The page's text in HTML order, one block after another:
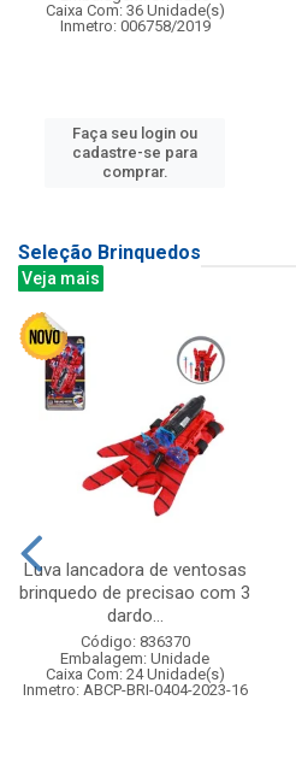
Caixa Com: 36 Unidade(s)
Inmetro: 006758/2019
Faça seu login ou
cadastre-se para
comprar.
Seleção Brinquedos
Veja mais
Luva lancadora de ventosas
brinquedo de precisao com 3
dardo...
Código: 836370
Embalagem: Unidade
Caixa Com: 24 Unidade(s)
Inmetro: ABCP-BRI-0404-2023-16